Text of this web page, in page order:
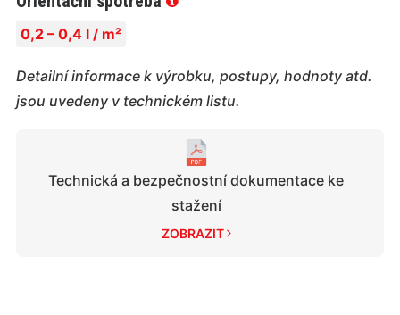
0,2 – 0,4 l / m²
Detailní informace k výrobku, postupy, hodnoty atd.
jsou uvedeny v technickém listu.
Technická a bezpečnostní dokumentace ke
stažení
ZOBRAZIT